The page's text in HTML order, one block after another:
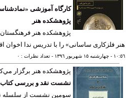
کارگاه آموزشی
پژوهشكده هنر
پژوهشکده هنر فرهنگستان
فلزكاری ساسانی» را با تدریس ندا اخوان
- چهارشنبه ١٥ شهريور ١٣٩٦ - تعداد نظرات : ٠
پژوهشكده هنر برگزار مي‌كند
نشست نقد و بررسی كتاب
سومین نشست از سلسله